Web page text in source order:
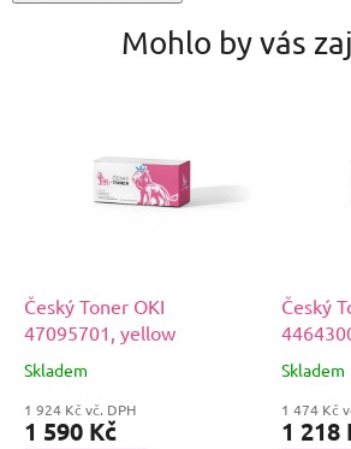
Mohlo by vás
Český Toner OKI
47095701, yellow
Skladem
1 924 Kč vč. DPH
1 590 Kč
Český
Skladem
1 474 Kč
1 218